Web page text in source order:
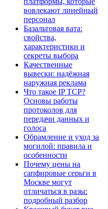
вовлекают линейный
персонал
Базальтовая вата:
свойства,
характеристики и
секреты выбора
Качественные
вывески: надёжная
наружная реклама
Что такое IP TCP?
Основы работы
протоколов для
передачи данных и
голоса
Обрамление и уход за
могилой: правила и
особенности
Почему цены на
сапфировые серьги в
Москве могут
отличаться в разы:
подробный разбор